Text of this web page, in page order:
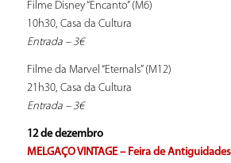
Filme Disney “Encanto” (M6)
10h30, Casa da Cultura
Entrada – 3€
Filme da Marvel “Eternals” (M12)
21h30, Casa da Cultura
Entrada – 3€
12 de dezembro
MELGAÇO VINTAGE – Feira de